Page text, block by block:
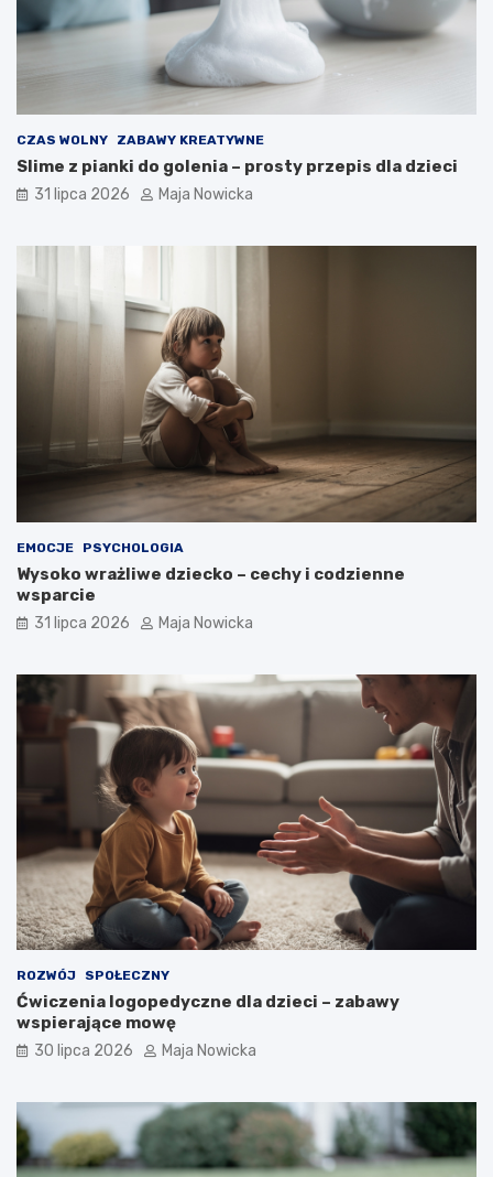
CZAS WOLNY ZABAWY KREATYWNE
Slime z pianki do golenia – prosty przepis dla dzieci
31 lipca 2026 Maja Nowicka
EMOCJE PSYCHOLOGIA
Wysoko wrażliwe dziecko – cechy i codzienne
wsparcie
31 lipca 2026 Maja Nowicka
ROZWÓJ SPOŁECZNY
Ćwiczenia logopedyczne dla dzieci – zabawy
wspierające mowę
30 lipca 2026 Maja Nowicka